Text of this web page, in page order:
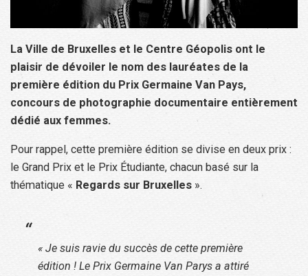
La Ville de Bruxelles et le Centre Géopolis ont le
plaisir de dévoiler le nom des lauréates de la
première édition du Prix Germaine Van Pays,
concours de photographie documentaire entièrement
dédié aux femmes.
Pour rappel, cette première édition se divise en deux prix :
le Grand Prix et le Prix Étudiante, chacun basé sur la
thématique « Regards sur Bruxelles ».
« Je suis ravie du succès de cette première
édition ! Le Prix Germaine Van Parys a attiré